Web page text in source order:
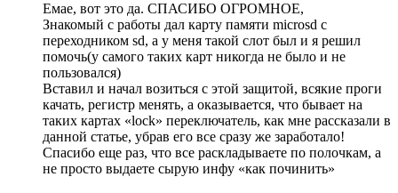
Емае, вот это да. СПАСИБО ОГРОМНОЕ,
Знакомый с работы дал карту памяти microsd с
переходником sd, а у меня такой слот был и я решил
помочь(у самого таких карт никогда не было и не
пользовался)
Вставил и начал возиться с этой защитой, всякие проги
качать, регистр менять, а оказывается, что бывает на
таких картах «lock» переключатель, как мне рассказали в
данной статье, убрав его все сразу же заработало!
Спасибо еще раз, что все раскладываете по полочкам, а
не просто выдаете сырую инфу «как починить»